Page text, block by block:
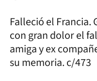
Falleció el
con gran dolor el
amiga y ex
su memoria. c/473